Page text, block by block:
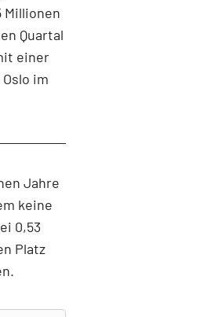
Millionen
Quartal
einer
im
Jahre
keine
0,53
Platz